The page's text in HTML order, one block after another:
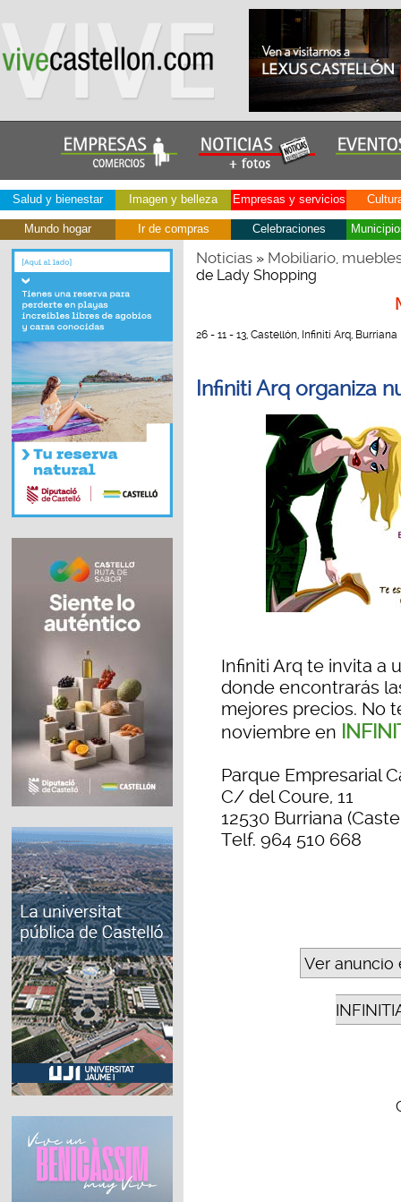
Salud y bienestar Imagen y belleza Empresas y servicios
Mundo hogar Ir de compras Celebraciones
Noticias» Mobiliario,
de Lady Shopping
26 - 11 - 13, Castellón, Infiniti Arq, Burriana
Infiniti Arq organiza
Infiniti Arq te invita a
donde encontrarás
mejores precios. No
noviembre en
Parque Empresarial
C/ del Coure, 11
12530 Burriana
Telf. 964 510 668
Ver anuncio